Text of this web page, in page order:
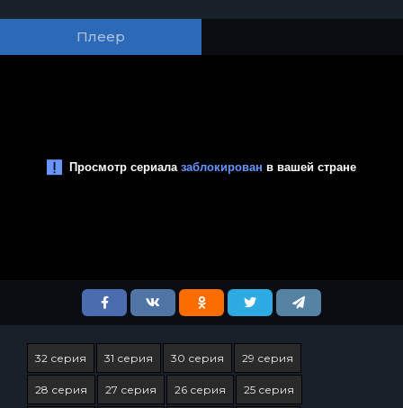
Плеер
32 серия 31 серия 30 серия 29 серия
28 серия 27 серия 26 серия 25 серия